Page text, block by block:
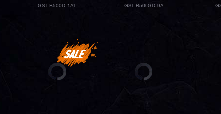
GST-B500D-1A1 GST-B500GD-9A